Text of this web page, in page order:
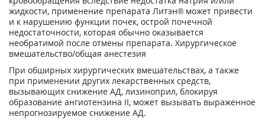
жидкости, применение препарата Литэн® может привести
и к нарушению функции почек, острой почечной
недостаточности, которая обычно оказывается
необратимой после отмены препарата. Хирургическое
вмешательство/общая анестезия
При обширных хирургических вмешательствах, а также
при применении других лекарственных средств,
вызывающих снижение АД, лизиноприл, блокируя
образование ангиотензина II, может вызывать выраженное
непрогнозируемое снижение АД.